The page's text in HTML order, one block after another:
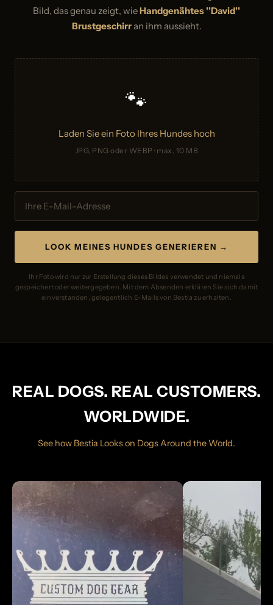
Bild, das genau zeigt, wieHandgenähtes ''David''
Brustgeschirran ihm aussieht.
🐾
Laden Sie ein Foto Ihres Hundes hoch
JPG, PNG oder WEBP · max. 10 MB
LOOK MEINES HUNDES GENERIEREN →
Ihr Foto wird nur zur Erstellung dieses Bildes verwendet und niemals
gespeichert oder weitergegeben. Mit dem Absenden erklären Sie sich damit
einverstanden, gelegentlich E-Mails von Bestia zu erhalten.
REAL DOGS. REAL CUSTOMERS.
WORLDWIDE.
See how Bestia Looks on Dogs Around the World.